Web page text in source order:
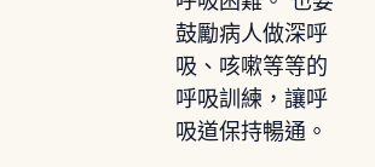
鼓勵病人做深呼
吸、咳嗽等等的
呼吸訓練，讓呼
吸道保持暢通。